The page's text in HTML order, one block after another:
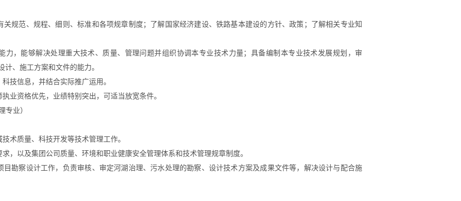
关规范、规程、细则、标准和各项规章制度；了解国家经济建设、铁路基本建设的方针、政策；了解相关专业知
力，能够解决处理重大技术、质量、管理问题并组织协调本专业技术力量；具备编制本专业技术发展规划，审
、施工方案和文件的能力。
技信息，并结合实际推广运用。
业资格优先，业绩特别突出，可适当放宽条件。
专业）
术质量、科技开发等技术管理工作。
，以及集团公司质量、环境和职业健康安全管理体系和技术管理规章制度。
目勘察设计工作，负责审核、审定河湖治理、污水处理的勘察、设计技术方案及成果文件等，解决设计与配合施